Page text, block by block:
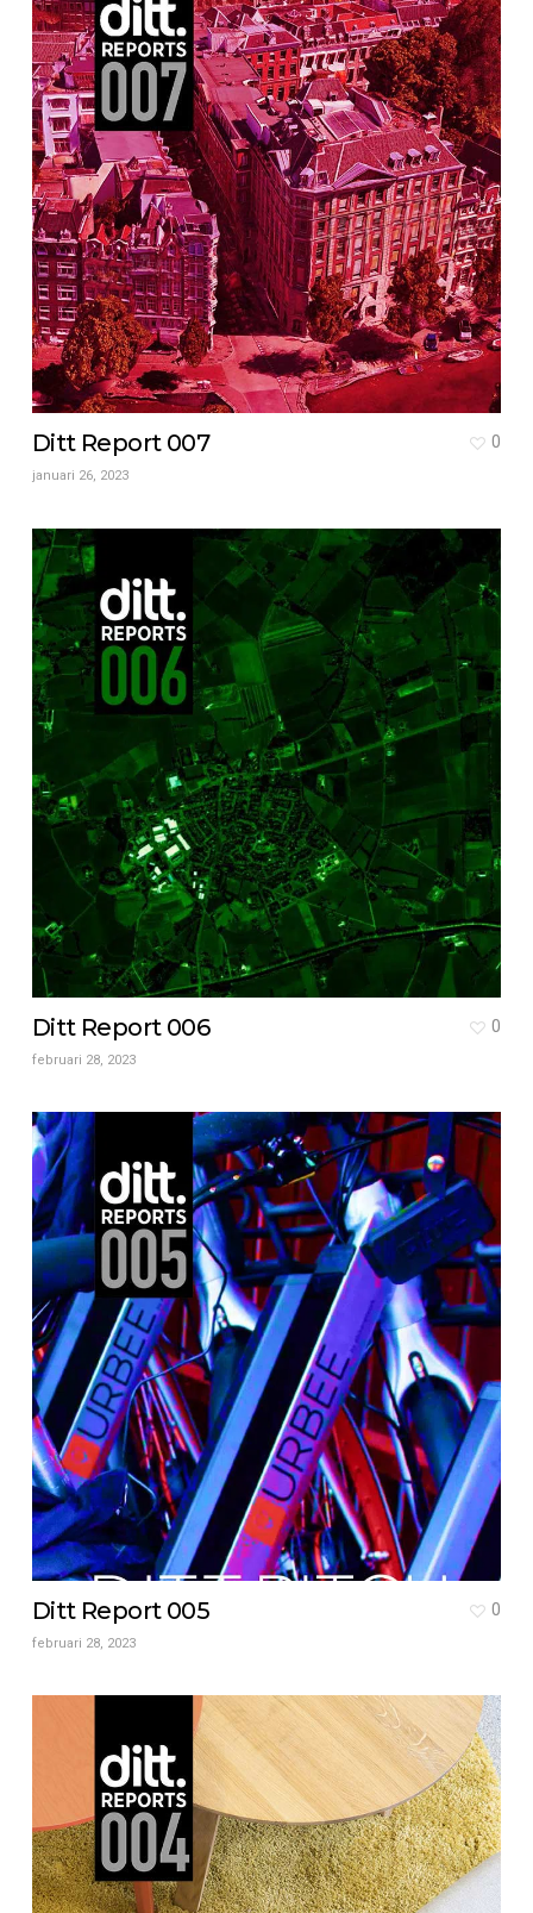
Ditt Report 007
januari 26, 2023
0
Ditt Report 006
februari 28, 2023
0
Ditt Report 005
februari 28, 2023
0